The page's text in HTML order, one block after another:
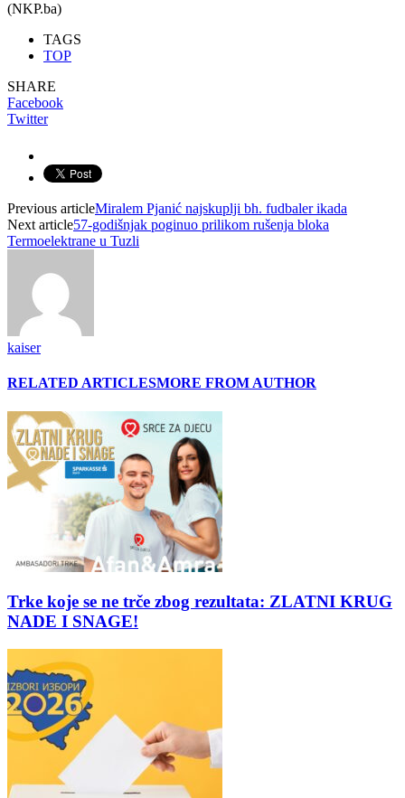
(NKP.ba)
TAGS
TOP
SHARE
Facebook
Twitter
Previous articleMiralem Pjanić najskuplji bh. fudbaler ikada
Next article57-godišnjak poginuo prilikom rušenja bloka
Termoelektrane u Tuzli
kaiser
RELATED ARTICLESMORE FROM AUTHOR
Trke koje se ne trče zbog rezultata: ZLATNI KRUG
NADE I SNAGE!